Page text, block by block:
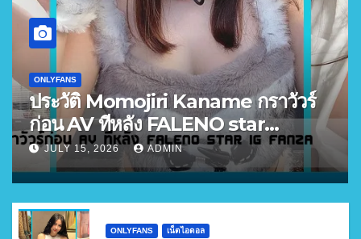
ONLYFANS
ประวัติ Momojiri Kaname กราวัวร์
ก่อน AV ทีหลัง FALENO star
FANZA อันดับ 3
JULY 15, 2026 ADMIN
ONLYFANS เน็ตไอดอล